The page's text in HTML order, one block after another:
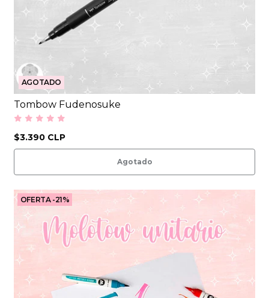
AGOTADO
Tombow Fudenosuke
$3.390 CLP
Agotado
OFERTA -21%